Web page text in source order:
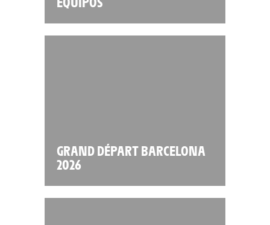
GRAND DÉPART BARCELONA
2026